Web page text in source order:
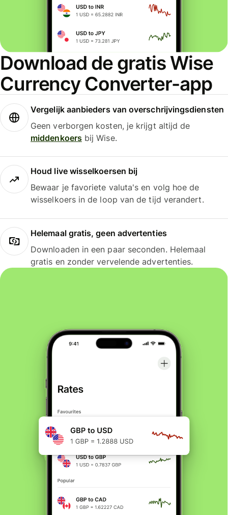
Download de gratis Wise
Currency Converter-app
Vergelijk aanbieders van overschrijvingsdiensten
Geen verborgen kosten, je krijgt altijd de
middenkoersbij Wise.
Houd live wisselkoersen bij
Bewaar je favoriete valuta's en volg hoe de
wisselkoers in de loop van de tijd verandert.
Helemaal gratis, geen advertenties
Downloaden in een paar seconden. Helemaal
gratis en zonder vervelende advertenties.